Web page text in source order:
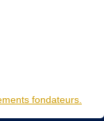
fondateurs.